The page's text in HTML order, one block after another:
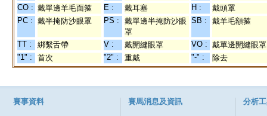
CO : 戴單邊羊毛面箍 E : 戴耳塞 H :
戴頭罩
PC : 戴半掩防沙眼罩 PS :
戴單邊半掩防沙眼
罩
SB : 戴羊毛額箍
TT : 綁繫舌帶 V : 戴開縫眼罩 VO : 戴單邊開縫眼罩
"1" :
首次 "2" : 重戴 "-" : 除去
賽事資料 賽馬消息及資訊 分析